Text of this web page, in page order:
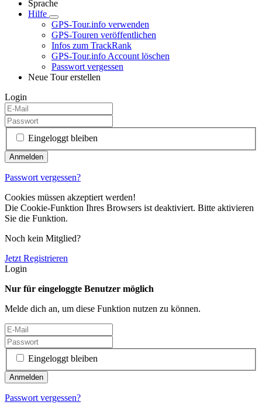
Sprache
Hilfe
GPS-Tour.info verwenden
GPS-Touren veröffentlichen
Infos zum TrackRank
GPS-Tour.info Account löschen
Passwort vergessen
Neue Tour erstellen
Login
Eingeloggt bleiben
Passwort vergessen?
Cookies müssen akzeptiert werden!
Die Cookie-Funktion Ihres Browsers ist deaktiviert. Bitte aktivieren
Sie die Funktion.
Noch kein Mitglied?
Jetzt Registrieren
Login
Nur für eingeloggte Benutzer möglich
Melde dich an, um diese Funktion nutzen zu können.
Eingeloggt bleiben
Passwort vergessen?